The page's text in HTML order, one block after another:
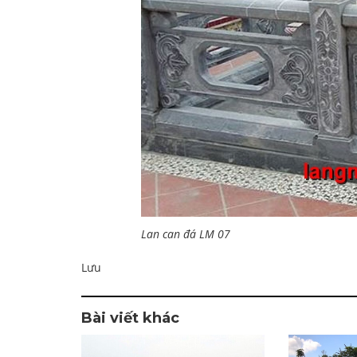
Lan can đá LM 07
Lưu
Bài viết khác